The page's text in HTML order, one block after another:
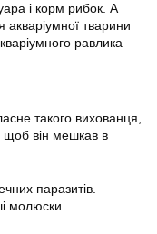
і корм рибок. А
акваріумної тварини
равлика
такого вихованця,
щоб він мешкав в
паразитів.
молюски.